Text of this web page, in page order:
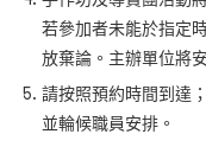
若參加者未能於指定
放棄論。主辦單位將
請按照預約時間到達
並輪候職員安排。